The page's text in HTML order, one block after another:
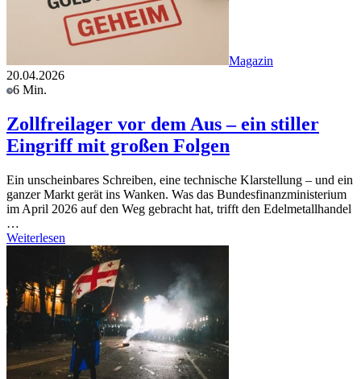
Magazin
20.04.2026
6 Min.
Zollfreilager vor dem Aus – ein stiller
Eingriff mit großen Folgen
Ein unscheinbares Schreiben, eine technische Klarstellung – und ein
ganzer Markt gerät ins Wanken. Was das Bundesfinanzministerium
im April 2026 auf den Weg gebracht hat, trifft den Edelmetallhandel
…
Weiterlesen